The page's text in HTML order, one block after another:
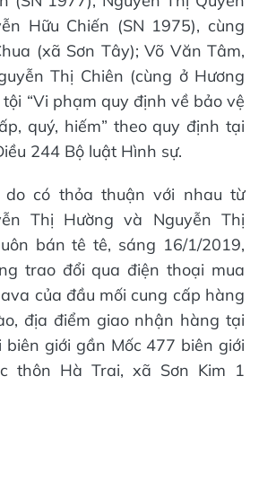
Hữu Chiến (SN 1975), cùng
(xã Sơn Tây); Võ Văn Tâm,
Thị Chiên (cùng ở Hương
“Vi phạm quy định về bảo vệ
quý, hiếm” theo quy định tại
244 Bộ luật Hình sự.
do có thỏa thuận với nhau từ
Thị Hường và Nguyễn Thị
bán tê tê, sáng 16/1/2019,
trao đổi qua điện thoại mua
của đầu mối cung cấp hàng
địa điểm giao nhận hàng tại
biên giới gần Mốc 477 biên giới
thôn Hà Trai, xã Sơn Kim 1